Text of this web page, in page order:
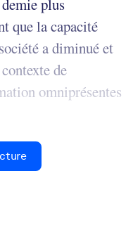
plus
que la capacité
a diminué et
de
omniprésentes